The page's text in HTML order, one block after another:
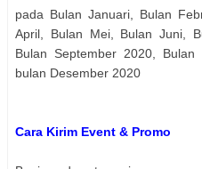
pada Bulan Januari, Bulan
April, Bulan Mei, Bulan Juni,
Bulan September 2020,
bulan Desember 2020
Cara Kirim Event & Promo